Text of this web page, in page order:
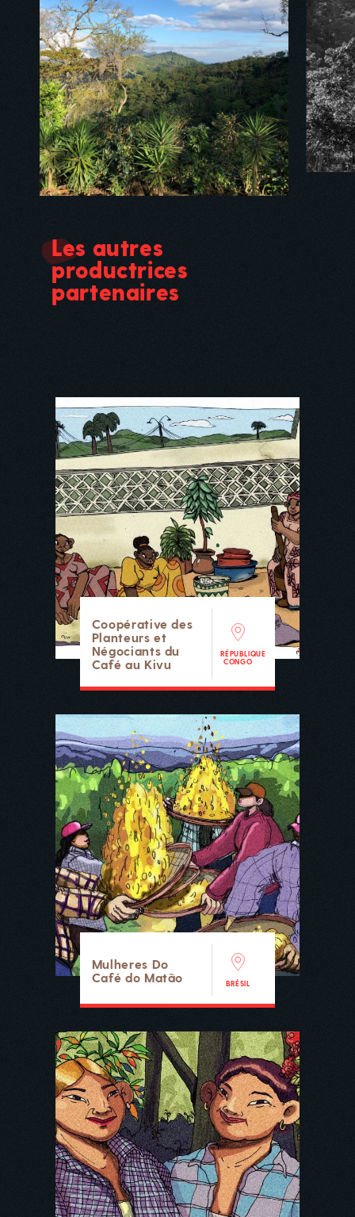
Les autres
productrices
partenaires
Coopérative des
Planteurs et
Négociants du
Café au Kivu
RÉPUBLIQUE
CONGO
Mulheres Do
Café do Matão
BRÉSIL